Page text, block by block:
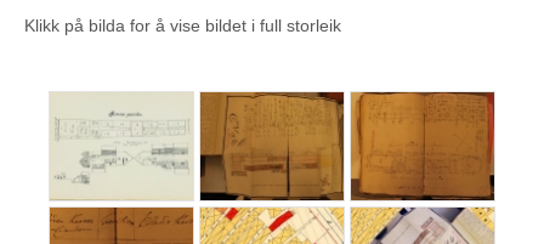
Klikk på bilda for å vise bildet i full storleik